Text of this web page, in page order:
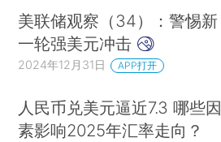
美联储观察（34）：警惕新
一轮强美元冲击
2024年12月31日 APP打开
人民币兑美元逼近7.3 哪些因
素影响2025年汇率走向？